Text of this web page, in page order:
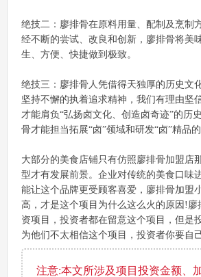
绝技二：廖排骨在原料用量、配制及烹制
经不断的尝试、改良和创新，廖排骨将美
生、方便、快捷做到极致。
绝技三：廖排骨人凭借得天独厚的历史文
坚持不懈的执着追求精神，我们有理由坚
才能肩负“弘扬卤文化、创造卤奇迹”的历
骨才能担当拓展“卤”领域和研发“卤”精品
大部分的美食店铺只有仿照廖排骨加盟店
型才有发展前景。企业对传统的美食口味
能让这个品牌更受顾客喜爱，廖排骨加盟
高，才是这个项目为什么这么火的原因!廖
资项目，投资者都在留意这个项目，但是
为他们不太相信这个项目，投资者你要自
注意:本文所涉及项目投资金额、